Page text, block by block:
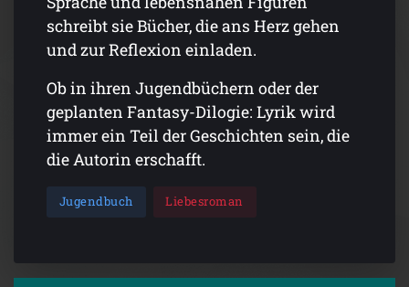
schreibt sie Bücher, die ans Herz gehen
und zur Reflexion einladen.
Ob in ihren Jugendbüchern oder der
geplanten Fantasy-Dilogie: Lyrik wird
immer ein Teil der Geschichten sein, die
die Autorin erschafft.
Jugendbuch Liebesroman